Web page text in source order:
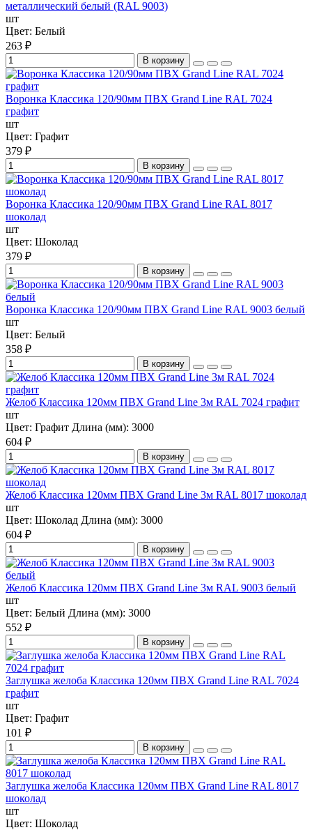
металлический белый (RAL 9003)
шт
Цвет: Белый
263 ₽
В корзину
Воронка Классика 120/90мм ПВХ Grand Line RAL 7024
графит
шт
Цвет: Графит
379 ₽
В корзину
Воронка Классика 120/90мм ПВХ Grand Line RAL 8017
шоколад
шт
Цвет: Шоколад
379 ₽
В корзину
Воронка Классика 120/90мм ПВХ Grand Line RAL 9003 белый
шт
Цвет: Белый
358 ₽
В корзину
Желоб Классика 120мм ПВХ Grand Line 3м RAL 7024 графит
шт
Цвет: Графит Длина (мм): 3000
604 ₽
В корзину
Желоб Классика 120мм ПВХ Grand Line 3м RAL 8017 шоколад
шт
Цвет: Шоколад Длина (мм): 3000
604 ₽
В корзину
Желоб Классика 120мм ПВХ Grand Line 3м RAL 9003 белый
шт
Цвет: Белый Длина (мм): 3000
552 ₽
В корзину
Заглушка желоба Классика 120мм ПВХ Grand Line RAL 7024
графит
шт
Цвет: Графит
101 ₽
В корзину
Заглушка желоба Классика 120мм ПВХ Grand Line RAL 8017
шоколад
шт
Цвет: Шоколад